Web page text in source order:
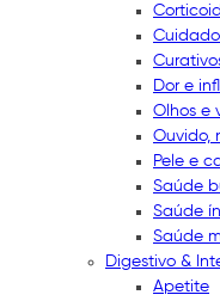
Dor e
Olhos e
Ouvido,
Pele e
Saúde
Saúde
Saúde
Digestivo &
Apetite